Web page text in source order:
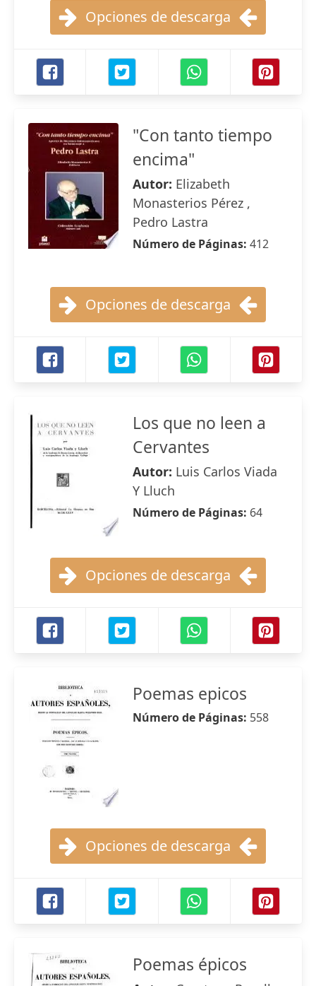
Opciones de descarga
"Con tanto tiempo
encima"
Autor: Elizabeth
Monasterios Pérez ,
Pedro Lastra
Número de Páginas: 412
Opciones de descarga
Los que no leen a
Cervantes
Autor: Luis Carlos Viada
Y Lluch
Número de Páginas: 64
Opciones de descarga
Poemas epicos
Número de Páginas: 558
Opciones de descarga
Poemas épicos